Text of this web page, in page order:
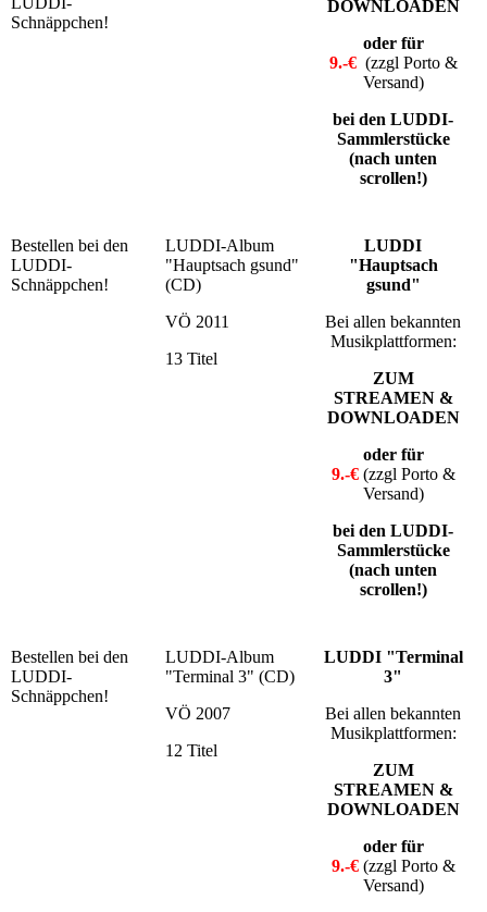
Schnäppchen!
DOWNLOADEN
oder für
9.-€(zzgl Porto &
Versand)
bei den LUDDI-
Sammlerstücke
(nach unten
scrollen!)
Bestellen bei den
LUDDI-
Schnäppchen!
LUDDI-Album
"Hauptsach gsund"
(CD)
VÖ 2011
13 Titel
LUDDI
"Hauptsach
gsund"
Bei allen bekannten
Musikplattformen:
ZUM
STREAMEN &
DOWNLOADEN
oder für
9.-€(zzgl Porto &
Versand)
bei den LUDDI-
Sammlerstücke
(nach unten
scrollen!)
Bestellen bei den
LUDDI-
Schnäppchen!
LUDDI-Album
"Terminal 3" (CD)
VÖ 2007
12 Titel
LUDDI "Terminal
3"
Bei allen bekannten
Musikplattformen:
ZUM
STREAMEN &
DOWNLOADEN
oder für
9.-€ (zzgl Porto &
Versand)